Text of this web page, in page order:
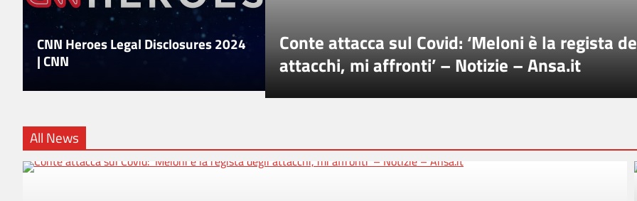
CNN Heroes Legal Disclosures 2024
| CNN
en plein, 5 ori su 5 agli
– Ansa.it
Conte attacca sul Covid: ‘Meloni è la regista
attacchi, mi affronti’ – Notizie – Ansa.it
All News